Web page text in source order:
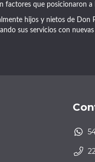
factores que posicionaron a
hijos y nietos de Don
sus servicios con